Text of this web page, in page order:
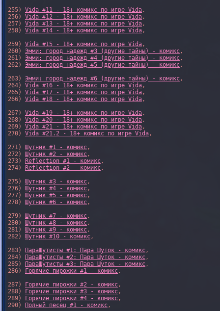
255) Vida #11 - 18+ комикс по игре Vida,
256) Vida #12 - 18+ комикс по игре Vida,
257) Vida #13 - 18+ комикс по игре Vida,
258) Vida #14 - 18+ комикс по игре Vida,
259) Vida #15 - 18+ комикс по игре Vida,
260) Эмми: город надежд #3 (другие тайны) - комикс,
261) Эмми: город надежд #4 (другие тайны) - комикс,
262) Эмми: город надежд #5 (другие тайны) - комикс,
263) Эмми: город надежд #6 (другие тайны) - комикс,
264) Vida #16 - 18+ комикс по игре Vida,
265) Vida #17 - 18+ комикс по игре Vida,
266) Vida #18 - 18+ комикс по игре Vida,
267) Vida #19 - 18+ комикс по игре Vida,
268) Vida #20 - 18+ комикс по игре Vida,
269) Vida #21 - 18+ комикс по игре Vida,
270) Vida #21.2 - 18+ комикс по игре Vida,
271) Шутник #1 - комикс,
272) Шутник #2 - комикс,
273)
Reflection #1 - комикс,
274)
Reflection #2 - комикс,
275) Шутник #3 - комикс,
276) Шутник #4 - комикс,
277) Шутник #5 - комикс,
278) Шутник #6 - комикс,
279) Шутник #7 - комикс,
280) Шутник #8 - комикс,
281) Шутник #9 - комикс,
282) Шутник #10 - комикс,
283)
ПараШутисты #1: Пара Шуток - комикс,
284)
ПараШутисты #2: Пара Шуток - комикс,
285)
ПараШутисты #3: Пара Шуток - комикс,
286)
Горячие пирожки #1 - комикс,
287)
Горячие пирожки #2 - комикс,
288)
Горячие пирожки #3 - комикс,
289)
Горячие пирожки #4 - комикс,
290)
Полный песец #1 - комикс,